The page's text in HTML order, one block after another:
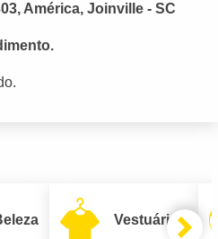
América, Joinville - SC
Vestuário